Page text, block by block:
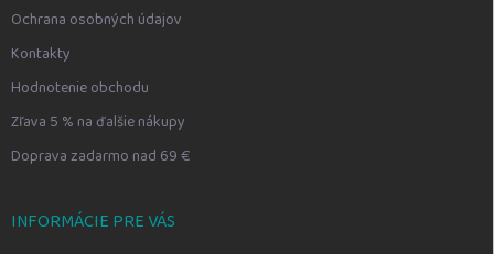
Ochrana osobných údajov
Kontakty
Hodnotenie obchodu
Zľava 5 % na ďalšie nákupy
Doprava zadarmo nad 69 €
INFORMÁCIE PRE VÁS